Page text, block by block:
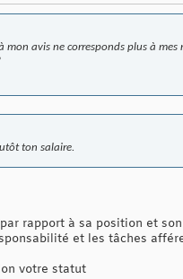
avis ne corresponds plus à
ton salaire.
rapport à sa position et
et les tâches
votre statut